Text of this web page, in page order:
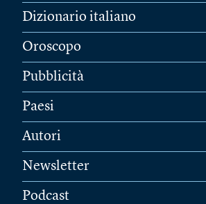
Dizionario italiano
Oroscopo
Pubblicità
Paesi
Autori
Newsletter
Podcast